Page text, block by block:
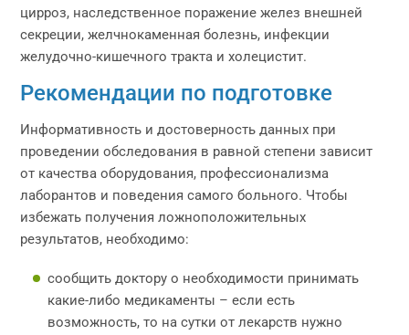
цирроз, наследственное поражение желез внешней
секреции, желчнокаменная болезнь, инфекции
желудочно-кишечного тракта и холецистит.
Рекомендации по подготовке
Информативность и достоверность данных при
проведении обследования в равной степени зависит
от качества оборудования, профессионализма
лаборантов и поведения самого больного. Чтобы
избежать получения ложноположительных
результатов, необходимо:
сообщить доктору о необходимости принимать
какие-либо медикаменты – если есть
возможность, то на сутки от лекарств нужно